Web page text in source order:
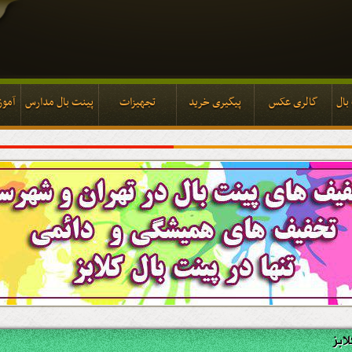
گالری عکس پیگیری خرید تجهیزات پینت بال مدارس